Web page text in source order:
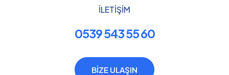
İLETİŞİM
0539 543 55 60
BİZE ULAŞIN